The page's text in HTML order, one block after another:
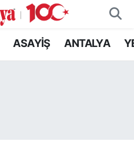
ASAYİŞ ANTALYA